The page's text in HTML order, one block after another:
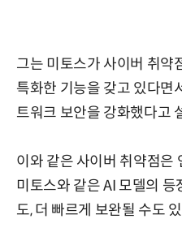
그는 미토스가 사이버 취약
특화한 기능을 갖고 있다면
트워크 보안을 강화했다고
이와 같은 사이버 취약점은
미토스와 같은 AI 모델의
도, 더 빠르게 보완될 수도